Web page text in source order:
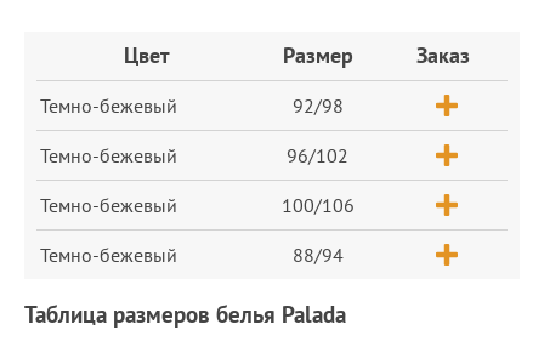
Цвет Размер Заказ
Темно-бежевый 92/98
Темно-бежевый 96/102
Темно-бежевый 100/106
Темно-бежевый 88/94
Таблица размеров белья Palada